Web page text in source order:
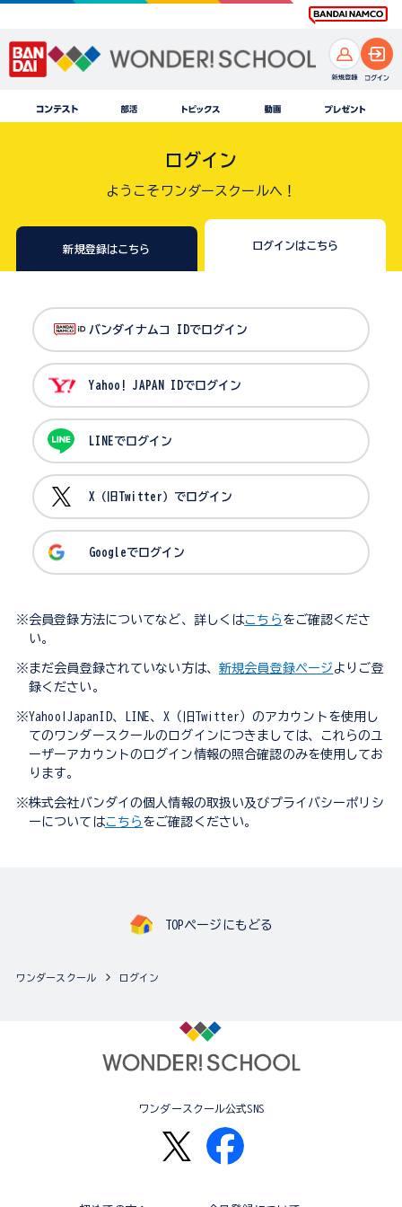
ログイン
ようこそワンダースクールへ！
新規登録はこちら ログインはこちら
バンダイナムコ IDでログイン
Yahoo! JAPAN IDでログイン
LINEでログイン
X（旧Twitter）でログイン
Googleでログイン
※会員登録方法についてなど、詳しくはこちら をご確認くださ
い。
※まだ会員登録されていない方は、 新規会員登録ページ よりご登
録ください。
※Yahoo!JapanID、LINE、X（旧Twitter）のアカウントを使用し
てのワンダースクールのログインにつきましては、これらのユ
ーザーアカウントのログイン情報の照合確認のみを使用してお
ります。
※株式会社バンダイの個人情報の取扱い及びプライバシーポリシ
ーについてはこちら をご確認ください。
TOPページにもどる
ワンダースクール ログイン
ワンダースクール公式SNS